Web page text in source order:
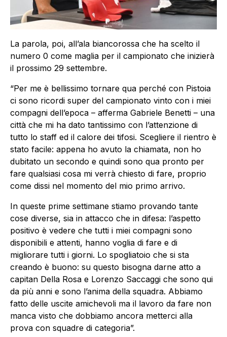
La parola, poi, all’ala biancorossa che ha scelto il
numero 0 come maglia per il campionato che inizierà
il prossimo 29 settembre.
“Per me è bellissimo tornare qua perché con Pistoia
ci sono ricordi super del campionato vinto con i miei
compagni dell’epoca – afferma Gabriele Benetti – una
città che mi ha dato tantissimo con l’attenzione di
tutto lo staff ed il calore dei tifosi. Scegliere il rientro è
stato facile: appena ho avuto la chiamata, non ho
dubitato un secondo e quindi sono qua pronto per
fare qualsiasi cosa mi verrà chiesto di fare, proprio
come dissi nel momento del mio primo arrivo.
In queste prime settimane stiamo provando tante
cose diverse, sia in attacco che in difesa: l’aspetto
positivo è vedere che tutti i miei compagni sono
disponibili e attenti, hanno voglia di fare e di
migliorare tutti i giorni. Lo spogliatoio che si sta
creando è buono: su questo bisogna darne atto a
capitan Della Rosa e Lorenzo Saccaggi che sono qui
da più anni e sono l’anima della squadra. Abbiamo
fatto delle uscite amichevoli ma il lavoro da fare non
manca visto che dobbiamo ancora metterci alla
prova con squadre di categoria”.